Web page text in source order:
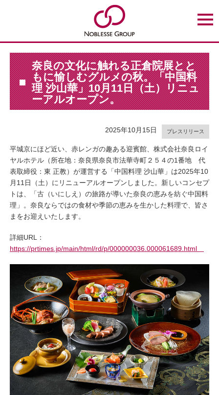
t
o
e
n
a
v
i
g
a
t
i
n
奈良の文化に触れる正倉院展とと
もに愉しむグルメの秋。「中国料
理 沙山華」10月11日（土）リニュ
ーアルオープン。
プレスリリース
2025年10月15日
平城京にほど近い、赤レンガの趣ある迎賓館、株式会社奈良ロイ
ヤルホテル（所在地：奈良県奈良市法華寺町２５４の1番地 代
表取締役：東 正教）が運営する「中国料理 沙山華」は2025年10
月11日（土）にリニューアルオープンしました。新しいコンセプ
トは、「古（いにしえ）の旅路が導いた奈良の恵みを紡ぐ中国料
理」。奈良ならではの食材や季節の恵みを生かした料理で、皆さ
まをお迎えいたします。
詳細URL：
https://prtimes.jp/main/html/rd/p/000000036.000061689.html